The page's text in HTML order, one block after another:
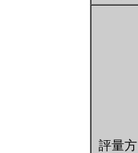
評量方